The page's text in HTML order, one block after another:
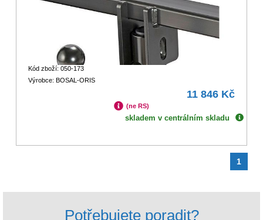
Kód zboží: 050-173
Výrobce: BOSAL-ORIS
11 846 Kč
(ne RS)
skladem v centrálním skladu
1
Potřebujete poradit?